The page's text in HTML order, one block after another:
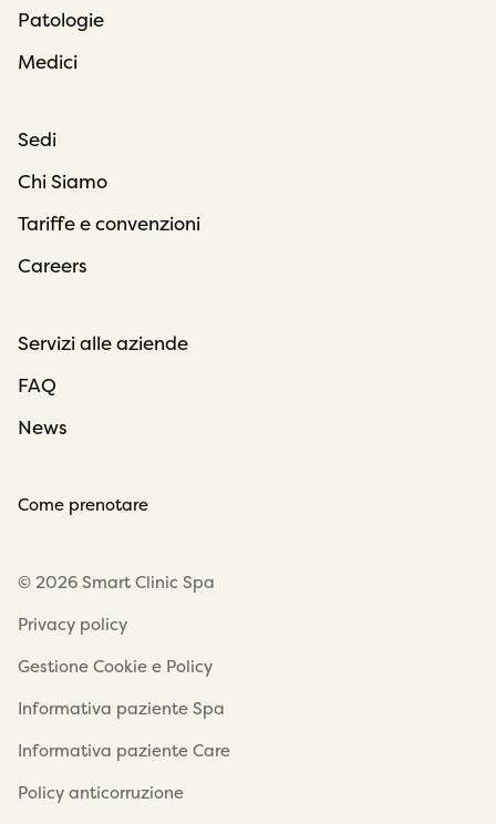
Patologie
Medici
Sedi
Chi Siamo
Tariffe e convenzioni
Careers
Servizi alle aziende
FAQ
News
Come prenotare
© 2026 Smart Clinic Spa
Privacy policy
Gestione Cookie e Policy
Informativa paziente Spa
Informativa paziente Care
Policy anticorruzione